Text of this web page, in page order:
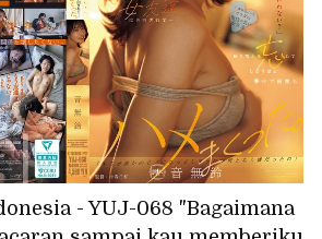
- YUJ-068 "Bagaimana